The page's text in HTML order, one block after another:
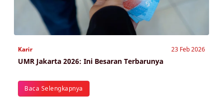
Karir 23 Feb 2026
UMR Jakarta 2026: Ini Besaran Terbarunya
Baca Selengkapnya